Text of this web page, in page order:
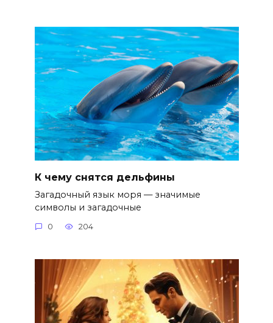
К чему снятся дельфины
Загадочный язык моря — значимые
символы и загадочные
0 204